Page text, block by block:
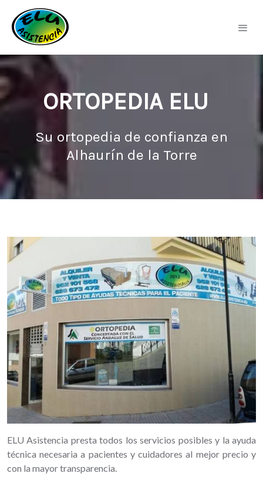
ORTOPEDIA ELU
Su ortopedia de confianza en
Alhaurín de la Torre
ELU Asistencia presta todos los servicios posibles y la ayuda
técnica necesaria a pacientes y cuidadores al mejor precio y
con la mayor transparencia.